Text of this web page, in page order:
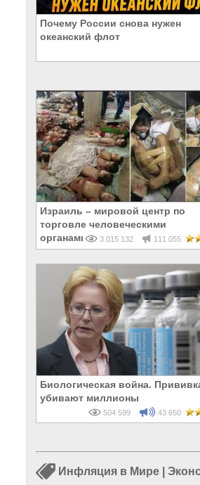
Почему России снова нужен
океанский флот
Израиль – мировой центр по
торговле человеческими
органами
3 015 132 111 055
Биологическая война.
убивают миллионы
504 599 43 650
Инфляция в Мире